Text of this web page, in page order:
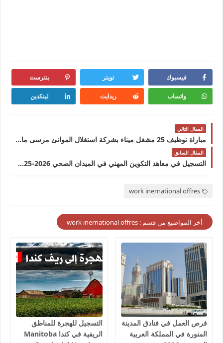
فيسبوك تويتر بنترست
واتساب ريدايت لينكدين
المقال التالي
مباراة توظيف 25 مشغل ميناء بشركة استغلال الموانئ مرسى ماروك آخر أجل هو 25 دجنبر 2025
المقال السابق
التسجيل في معاهد التكوين المهني في الميدان الصحي 2026-2025 IFPS
work inernational offres
أخر المواضيع من قسم : work inernational offres
فرص العمل في فنادق المدينة
المنورة في المملكة العربية
التسجيل للهجرة للمناطق
الريفية في كندا Manitoba